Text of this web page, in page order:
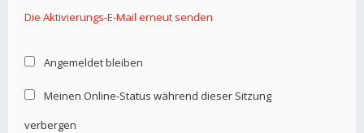
Die Aktivierungs-E-Mail erneut senden
Angemeldet bleiben
Meinen Online-Status während dieser Sitzung
verbergen